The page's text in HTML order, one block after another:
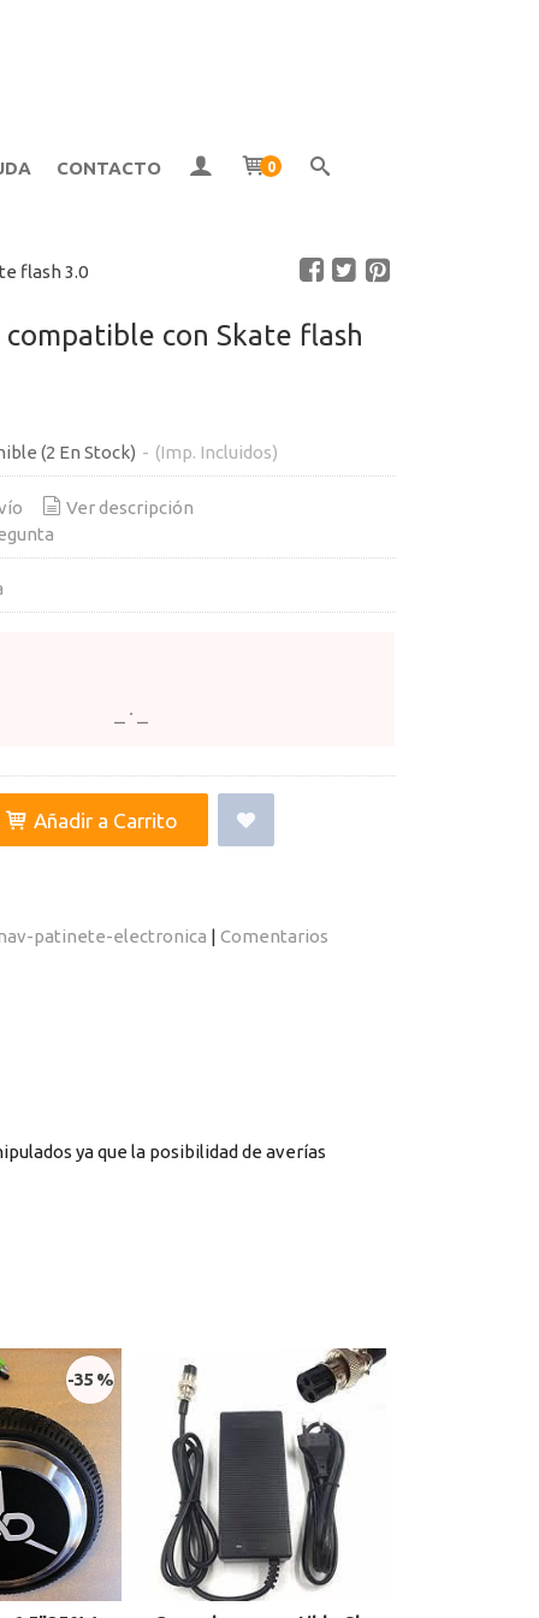
CONTACTO 0
flash 3.0
con Skate flash
(2 En Stock) - (Imp. Incluidos)
Ver descripción
Añadir a Carrito
patinete-electronica | Comentarios
ya que la posibilidad de averías
-35 %